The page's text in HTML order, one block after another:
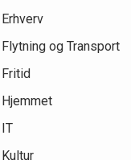
Erhverv
Flytning og Transport
Fritid
Hjemmet
IT
Kultur